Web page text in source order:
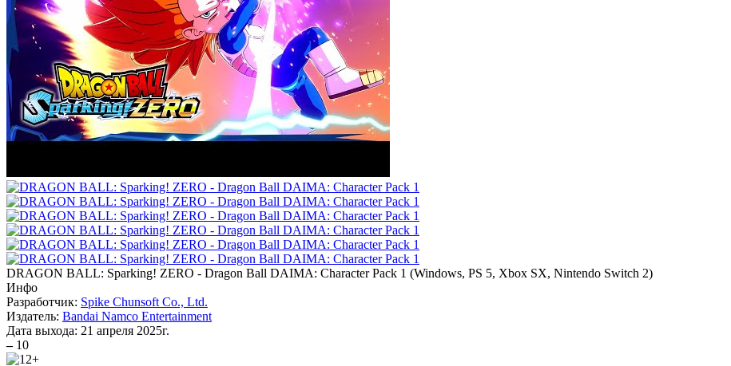
DRAGON BALL: Sparking! ZERO - Dragon Ball DAIMA: Character Pack 1 (Windows, PS 5, Xbox SX, Nintendo Switch 2)
Инфо
Разработчик: Spike Chunsoft Co., Ltd.
Издатель: Bandai Namco Entertainment
Дата выхода: 21 апреля 2025г.
– 10